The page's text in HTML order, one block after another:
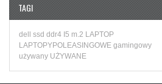
TAGI
dell ssd ddr4 I5 m.2 LAPTOP
LAPTOPYPOLEASINGOWE gamingowy
używany UŻYWANE